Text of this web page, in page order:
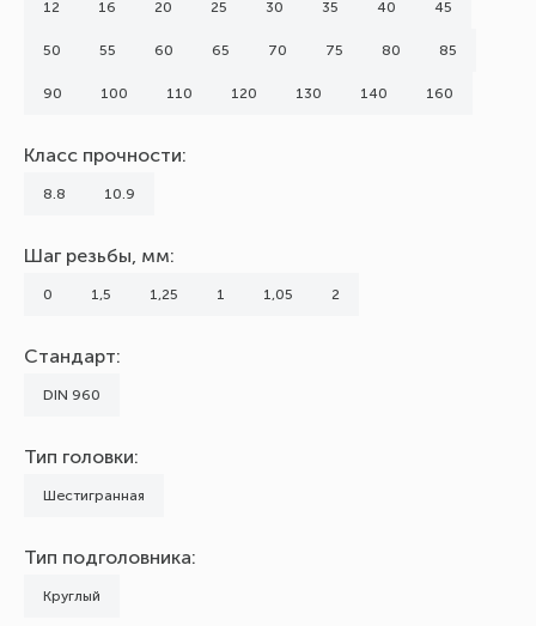
12 16 20 25 30 35 40 45
50 55 60 65 70 75 80 85
90 100 110 120 130 140 160
Класс прочности:
8.8 10.9
Шаг резьбы, мм:
0 1,5 1,25 1 1,05 2
Стандарт:
DIN 960
Тип головки:
Шестигранная
Тип подголовника:
Круглый